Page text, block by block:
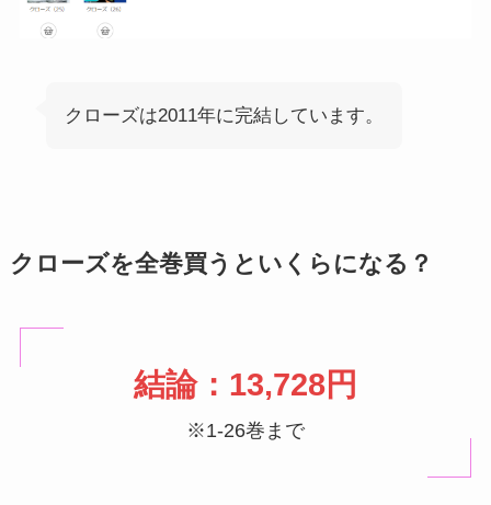
クローズは2011年に完結しています。
クローズを全巻買うといくらになる？
結論：13,728円
※1-26巻まで